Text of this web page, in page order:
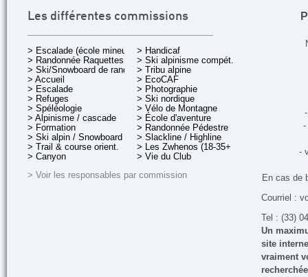
Les différentes commissions
> Escalade (école mineurs)
> Randonnée Raquettes
> Ski/Snowboard de rando.
> Accueil
> Escalade
> Refuges
> Spéléologie
> Alpinisme / cascade
> Formation
> Ski alpin / Snowboard
> Trail & course orient.
> Canyon
> Handicaf
> Ski alpinisme compét.
> Tribu alpine
> EcoCAF
> Photographie
> Ski nordique
> Vélo de Montagne
> École d'aventure
> Randonnée Pédestre
> Slackline / Highline
> Les Zwhenos (18-35+ ans)
> Vie du Club
> Voir les responsables par commission
-
-
En cas de
Courriel :
Tel : (33)
Un
site
vraiment